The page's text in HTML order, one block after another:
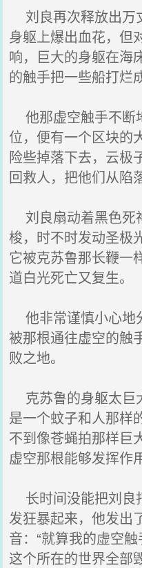
刘良再次释放出万
身躯上爆出血花，但
响，巨大的身躯在海
的触手把一些船打烂
他那虚空触手不断
位，便有一个区块的
险些掉落下去，云极
回救人，把他们从陷
刘良扇动着黑色死
梭，时不时发动圣极
它被克苏鲁那长鞭一
道白光死亡又复生。
他非常谨慎小心地
被那根通往虚空的触
败之地。
克苏鲁的身躯太巨
是一个蚊子和人那样
不到像苍蝇拍那样巨
虚空那根能够发挥作
长时间没能把刘良
发狂暴起来，他发出
音：“就算我的虚空
这个所在的世界全部